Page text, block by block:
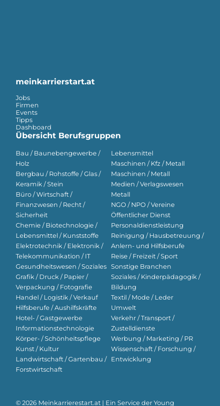
meinkarrierstart.at
Jobs
Firmen
Events
Tipps
Dashboard
Übersicht Berufsgruppen
Bau / Baunebengewerbe /
Holz
Bergbau / Rohstoffe / Glas /
Keramik / Stein
Büro / Wirtschaft /
Finanzwesen / Recht /
Sicherheit
Chemie / Biotechnologie /
Lebensmittel / Kunststoffe
Elektrotechnik / Elektronik /
Telekommunikation / IT
Gesundheitswesen / Soziales
Grafik / Druck / Papier /
Verpackung / Fotografie
Handel / Logistik / Verkauf
Hilfsberufe / Aushilfskräfte
Hotel- / Gastgewerbe
Informationstechnologie
Körper- / Schönheitspflege
Kunst / Kultur
Landwirtschaft / Gartenbau /
Forstwirtschaft
Lebensmittel
Maschinen / Kfz / Metall
Maschinen / Metall
Medien / Verlagswesen
Metall
NGO / NPO / Vereine
Öffentlicher Dienst
Personaldienstleistung
Reinigung / Hausbetreuung /
Anlern- und Hilfsberufe
Reise / Freizeit / Sport
Sonstige Branchen
Soziales / Kinderpädagogik /
Bildung
Textil / Mode / Leder
Umwelt
Verkehr / Transport /
Zustelldienste
Werbung / Marketing / PR
Wissenschaft / Forschung /
Entwicklung
© 2026 Meinkarrierestart.at | Ein Service der Young